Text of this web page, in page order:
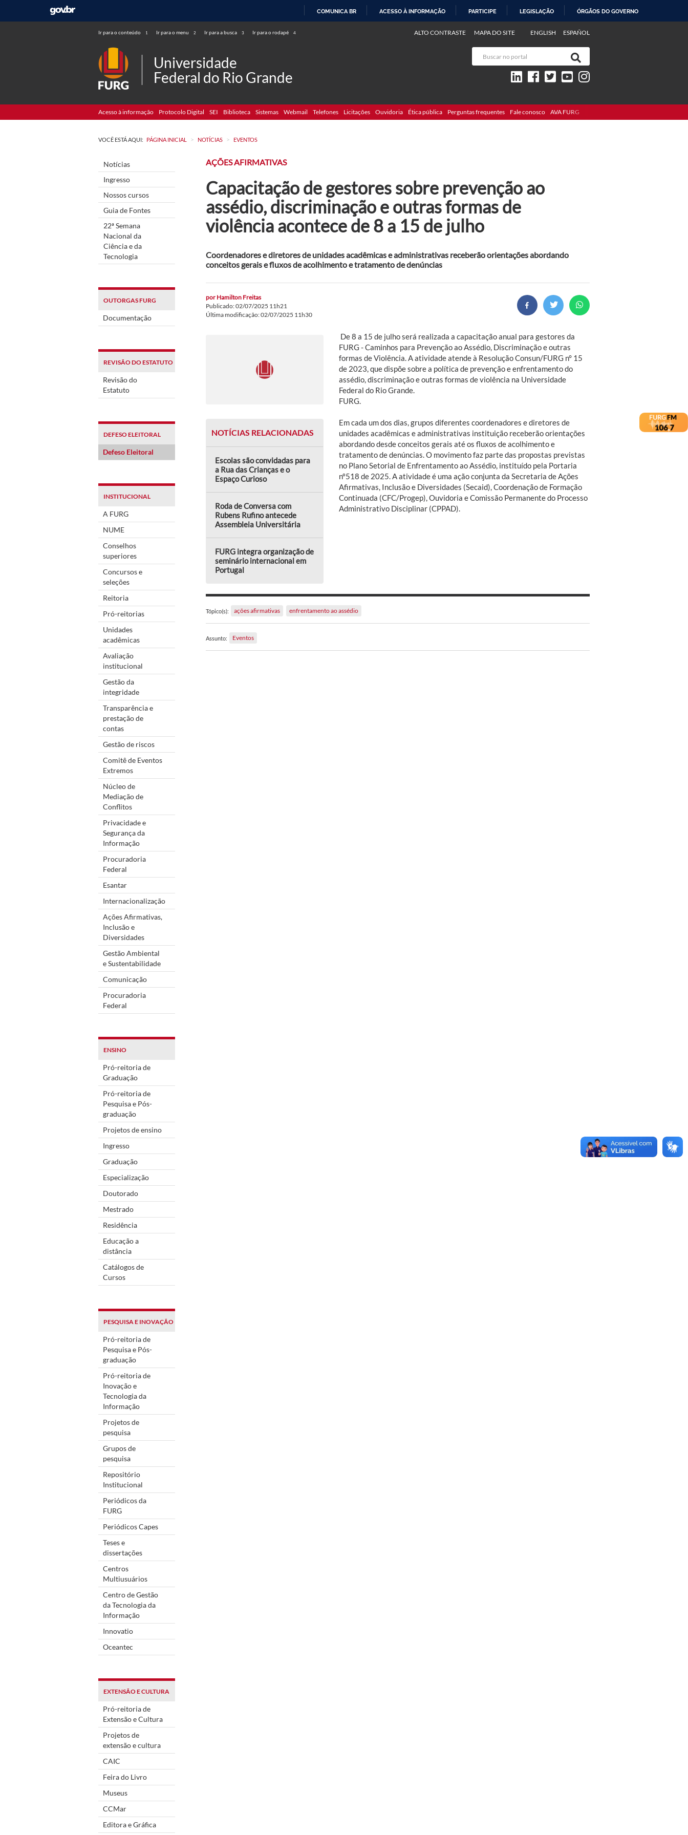
COMUNICA BR ACESSO À INFORMAÇÃO PARTICIPE LEGISLAÇÃO ÓRGÃOS DO GOVERNO
Ir para o conteúdo 1 Ir para o menu 2 Ir para a busca 3 Ir para o rodapé 4 ENGLISH ESPAÑOL
ALTO CONTRASTE MAPA DO SITE
Universidade
Federal do Rio Grande
Acesso à informação Protocolo Digital SEI Biblioteca Sistemas Webmail Telefones Licitações Ouvidoria Ética pública Perguntas frequentes Fale conosco AVA FURG
VOCÊ ESTÁ AQUI: PÁGINA INICIAL > NOTÍCIAS > EVENTOS
Notícias
Ingresso
Nossos cursos
Guia de Fontes
22ª Semana
Nacional da
Ciência e da
Tecnologia
OUTORGAS FURG
Documentação
REVISÃO DO ESTATUTO
Revisão do
Estatuto
DEFESO ELEITORAL
Defeso Eleitoral
INSTITUCIONAL
A FURG
NUME
Conselhos
superiores
Concursos e
seleções
Reitoria
Pró-reitorias
Unidades
acadêmicas
Avaliação
institucional
Gestão da
integridade
Transparência e
prestação de
contas
Gestão de riscos
Comitê de Eventos
Extremos
Núcleo de
Mediação de
Conflitos
Privacidade e
Segurança da
Informação
Procuradoria
Federal
Esantar
Internacionalização
Ações Afirmativas,
Inclusão e
Diversidades
Gestão Ambiental
e Sustentabilidade
Comunicação
Procuradoria
Federal
ENSINO
Pró-reitoria de
Graduação
Pró-reitoria de
Pesquisa e Pós-
graduação
Projetos de ensino
Ingresso
Graduação
Especialização
Doutorado
Mestrado
Residência
Educação a
distância
Catálogos de
Cursos
PESQUISA E INOVAÇÃO
Pró-reitoria de
Pesquisa e Pós-
graduação
Pró-reitoria de
Inovação e
Tecnologia da
Informação
Projetos de
pesquisa
Grupos de
pesquisa
Repositório
Institucional
Periódicos da
FURG
Periódicos Capes
Teses e
dissertações
Centros
Multiusuários
Centro de Gestão
da Tecnologia da
Informação
Innovatio
Oceantec
EXTENSÃO E CULTURA
Pró-reitoria de
Extensão e Cultura
Projetos de
extensão e cultura
CAIC
Feira do Livro
Museus
CCMar
Editora e Gráfica
AÇÕES AFIRMATIVAS
Capacitação de gestores sobre prevenção ao
assédio, discriminação e outras formas de
violência acontece de 8 a 15 de julho
Coordenadores e diretores de unidades acadêmicas e administrativas receberão orientações abordando
conceitos gerais e fluxos de acolhimento e tratamento de denúncias
por Hamilton Freitas
Publicado: 02/07/2025 11h21
Última modificação: 02/07/2025 11h30
De 8 a 15 de julho será realizada a capacitação anual para gestores da
FURG - Caminhos para Prevenção ao Assédio, Discriminação e outras
formas de Violência. A atividade atende à Resolução Consun/FURG n° 15
de 2023, que dispõe sobre a política de prevenção e enfrentamento do
assédio, discriminação e outras formas de violência na Universidade
Federal do Rio Grande.
FURG.
NOTÍCIAS RELACIONADAS
Escolas são convidadas para
a Rua das Crianças e o
Espaço Curioso
Roda de Conversa com
Rubens Rufino antecede
Assembleia Universitária
FURG integra organização de
seminário internacional em
Portugal
Em cada um dos dias, grupos diferentes coordenadores e diretores de
unidades acadêmicas e administrativas instituição receberão orientações
abordando desde conceitos gerais até os fluxos de acolhimento e
tratamento de denúncias. O movimento faz parte das propostas previstas
no Plano Setorial de Enfrentamento ao Assédio, instituído pela Portaria
nº518 de 2025. A atividade é uma ação conjunta da Secretaria de Ações
Afirmativas, Inclusão e Diversidades (Secaid), Coordenação de Formação
Continuada (CFC/Progep), Ouvidoria e Comissão Permanente do Processo
Administrativo Disciplinar (CPPAD).
Tópico(s): ações afirmativas enfrentamento ao assédio
Assunto: Eventos